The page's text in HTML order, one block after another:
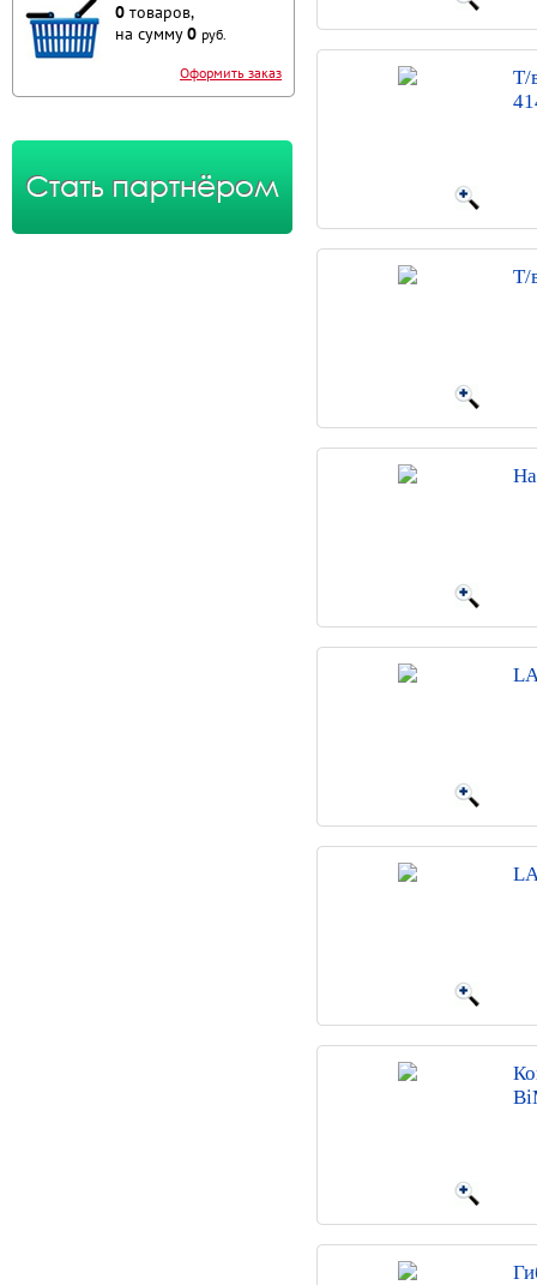
0 товаров,
на сумму0 руб.
Оформить заказ
Т/
Т/